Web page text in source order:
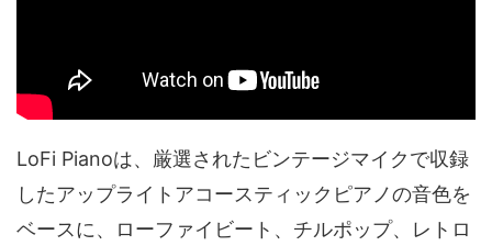
LoFi Pianoは、厳選されたビンテージマイクで収録
したアップライトアコースティックピアノの音色を
ベースに、ローファイビート、チルポップ、レトロ